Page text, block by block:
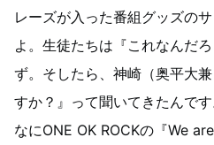
レーズが入った番組グッズの
よ。生徒たちは『これなんだ
ず。そしたら、神崎（奥平大
すか？』って聞いてきたんで
なにONE OK ROCKの『We